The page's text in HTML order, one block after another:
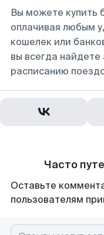
Вы можете купить
оплачивая любым
кошелек или
вы всегда
расписанию
Часто
Оставьте
пользователям